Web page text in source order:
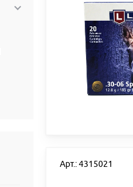
Арт.: 4315021